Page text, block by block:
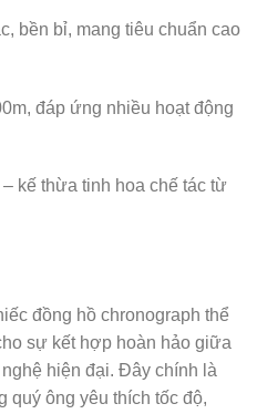
bền bỉ, mang tiêu chuẩn cao
đáp ứng nhiều hoạt động
kế thừa tinh hoa chế tác từ
đồng hồ chronograph thể
sự kết hợp hoàn hảo giữa
hiện đại. Đây chính là
quý ông yêu thích tốc độ,